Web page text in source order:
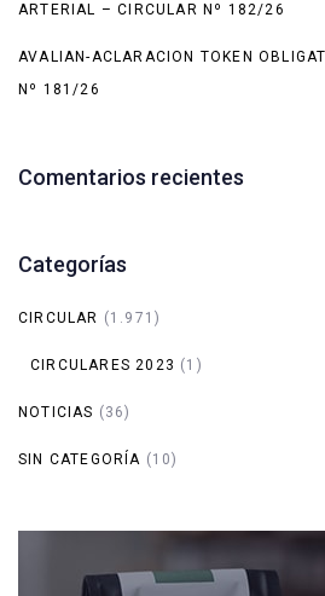
ARTERIAL – CIRCULAR Nº 182/26
AVALIAN-ACLARACION TOKEN
Nº 181/26
Comentarios recientes
Categorías
CIRCULAR (1.971)
CIRCULARES 2023 (1)
NOTICIAS (36)
SIN CATEGORÍA (10)